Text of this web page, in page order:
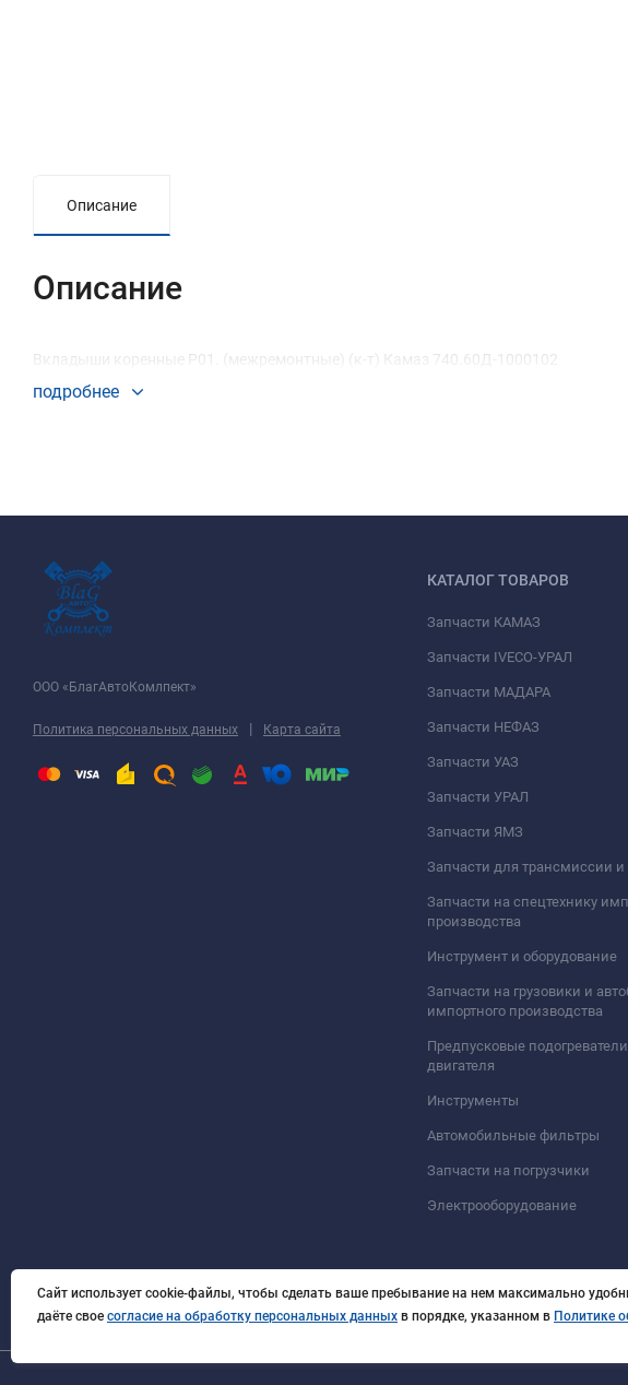
Описание
Описание
Вкладыши коренные Р01. (межремонтные) (к-т) Камаз 740.60Д-1000102
подробнее
ООО «БлагАвтоКомлпект»
Политика персональных данных | Карта сайта
КАТАЛОГ ТОВАРОВ
Запчасти КАМАЗ
Запчасти IVECO-УРАЛ
Запчасти МАДАРА
Запчасти НЕФАЗ
Запчасти УАЗ
Запчасти УРАЛ
Запчасти ЯМЗ
Запчасти для трансмиссии
Запчасти на спецтехнику
производства
Инструмент и оборудование
Запчасти на грузовики и
импортного производства
Предпусковые
двигателя
Инструменты
Автомобильные фильтры
Запчасти на погрузчики
Электрооборудование
Сайт использует cookie-файлы, чтобы сделать ваше пребывание на нем максимально
даёте свое согласие на обработку персональных данных в порядке, указанном в Политике